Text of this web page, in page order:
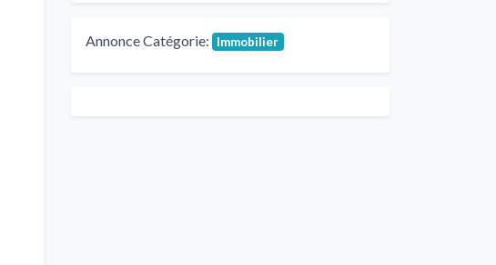
Annonce Catégorie: Immobilier